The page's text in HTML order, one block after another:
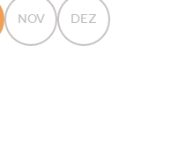
NOV DEZ